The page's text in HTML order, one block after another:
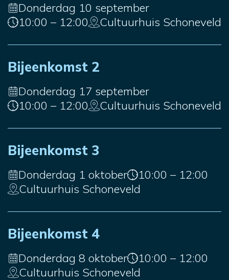
Donderdag 10 september
10:00 – 12:00
Cultuurhuis Schoneveld
Bijeenkomst 2
Donderdag 17 september
10:00 – 12:00
Cultuurhuis Schoneveld
Bijeenkomst 3
Donderdag 1 oktober
10:00 – 12:00
Cultuurhuis Schoneveld
Bijeenkomst 4
Donderdag 8 oktober
10:00 – 12:00
Cultuurhuis Schoneveld